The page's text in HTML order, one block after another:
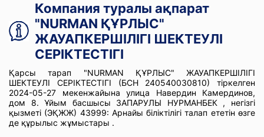
Компания туралы ақпарат
"NURMAN ҚҰРЛЫС"
ЖАУАПКЕРШІЛІГІ ШЕКТЕУЛІ
СЕРІКТЕСТІГІ
Қарсы тарап "NURMAN ҚҰРЛЫС" ЖАУАПКЕРШІЛІГІ
ШЕКТЕУЛІ СЕРІКТЕСТІГІ (БСН 240540030810) тіркелген
2024-05-27 мекенжайына улица Навердин Камердинов,
дом 8. Ұйым басшысы ЗАПАРУЛЫ НУРМАНБЕК , негізгі
қызметі (ЭҚЖЖ) 43999: Арнайы біліктілігі талап ететін өзге
де құрылыс жұмыстары .